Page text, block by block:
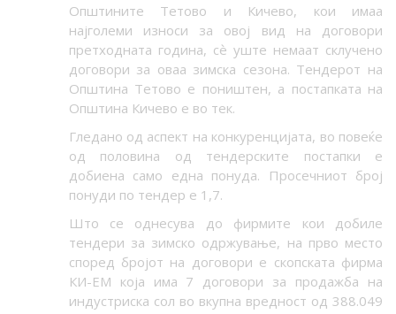
Општините Тетово и Кичево, кои имаа
најголеми износи за овој вид на договори
претходната година, сѐ уште немаат склучено
договори за оваа зимска сезона. Тендерот на
Општина Тетово е поништен, а постапката на
Општина Кичево е во тек.
Гледано од аспект на конкуренцијата, во повеќе
од половина од тендерските постапки е
добиена само една понуда. Просечниот број
понуди по тендер е 1,7.
Што се однесува до фирмите кои добиле
тендери за зимско одржување, на прво место
според бројот на договори е скопската фирма
КИ-ЕМ која има 7 договори за продажба на
индустриска сол во вкупна вредност од 388.049